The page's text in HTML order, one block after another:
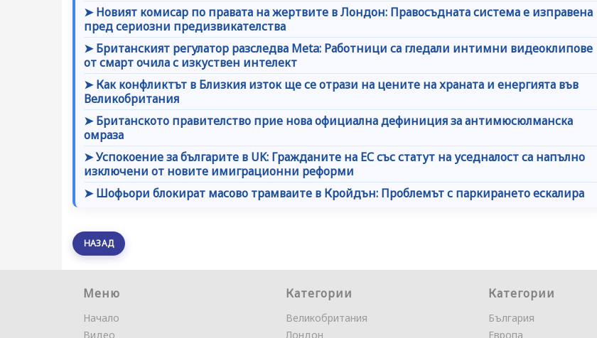
➤ Новият комисар по правата на жертвите в Лондон: Правосъдната система е изправена
пред сериозни предизвикателства
➤ Британският регулатор разследва Meta: Работници са гледали интимни видеоклипове
от смарт очила с изкуствен интелект
➤ Как конфликтът в Близкия изток ще се отрази на цените на храната и енергията във
Великобритания
➤ Британското правителство прие нова официална дефиниция за антимюсюлманска
омраза
➤ Успокоение за българите в UK: Гражданите на ЕС със статут на уседналост са напълно
изключени от новите имиграционни реформи
➤ Шофьори блокират масово трамваите в Кройдън: Проблемът с паркирането ескалира
НАЗАД
Меню
Начало
Видео
Категории
Великобритания
Лондон
Категории
България
Европа